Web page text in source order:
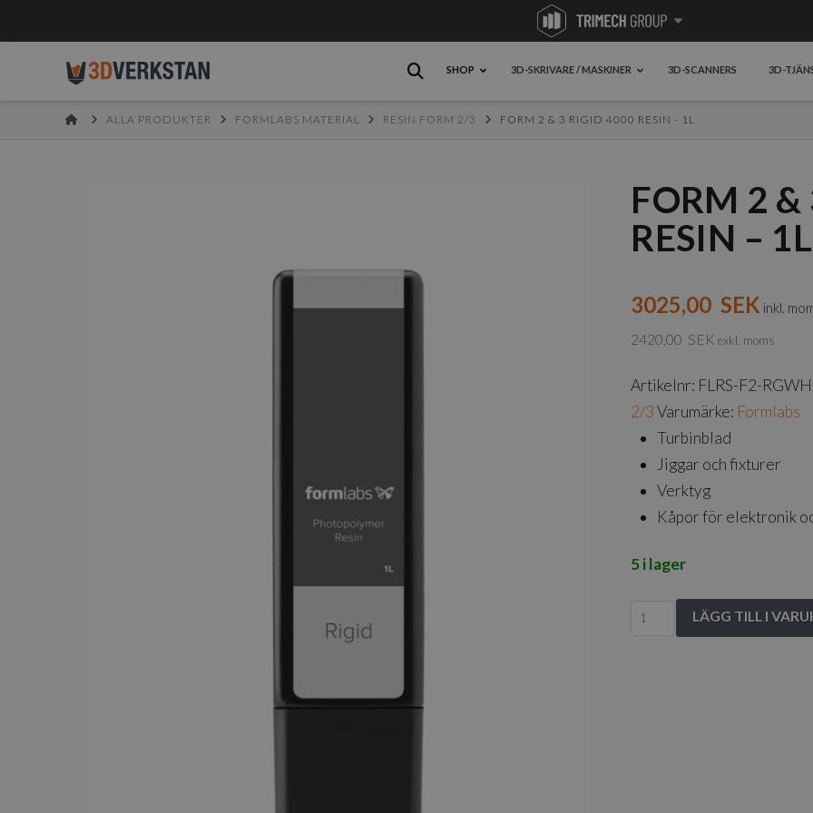
SHOP 3D-SKRIVARE / MASKINER 3D-SCANNERS 3D-
HOMEALLA PRODUKTER FORMLABS MATERIAL RESIN FORM 2/3 FORM 2 & 3 RIGID 4000 RESIN - 1L
FORM 2
RESIN – 1L
3025,00 SEK inkl.
2420,00 SEK exkl. moms
Artikelnr: FLRS-F2-
2/3 Varumärke: Formlabs
Turbinblad
Jiggar och fixturer
Verktyg
Kåpor för elektronik
5 i lager
Form
LÄGG TILL I